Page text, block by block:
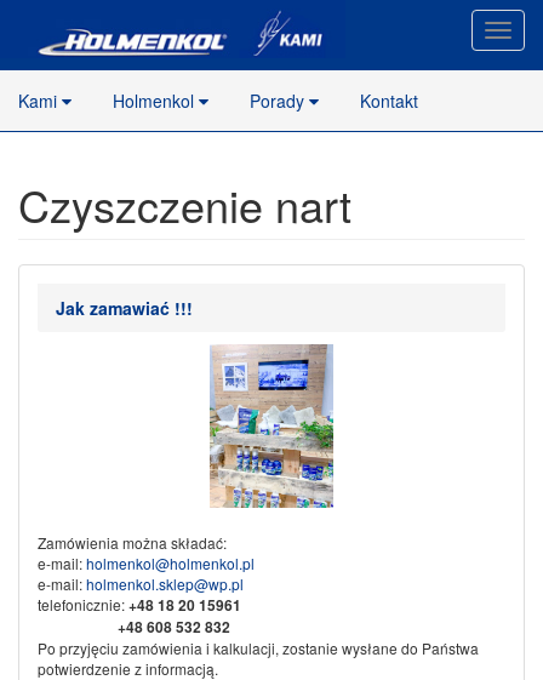
strony
Kami
Holmenkol Porady Kontakt
Czyszczenie nart
Jak zamawiać !!!
Zamówienia można składać:
e-mail:holmenkol@holmenkol.pl
e-mail:holmenkol.sklep@wp.pl
telefonicznie:+4818 20 15961
+48 608 532 832
Po przyjęciu zamówienia i kalkulacji, zostanie wysłane do Państwa
potwierdzenie z informacją.